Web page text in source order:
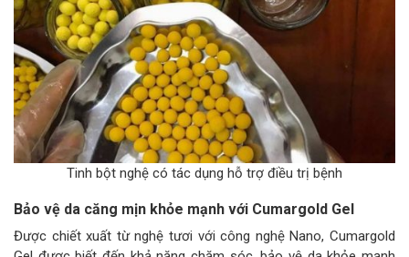
Tinh bột nghệ có tác dụng hỗ trợ điều trị bệnh
Bảo vệ da căng mịn khỏe mạnh với Cumargold Gel
Được chiết xuất từ nghệ tươi với công nghệ Nano, Cumargold